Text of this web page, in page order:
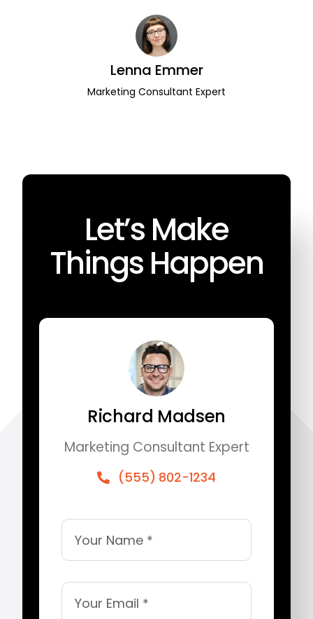
Lenna Emmer
Marketing Consultant Expert
Let’s Make
Things Happen
Richard Madsen
Marketing Consultant Expert
(555) 802-1234